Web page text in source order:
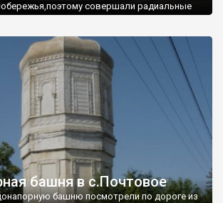
совершали радиальные
башня в с.Почтовое
башню посмотрели по дороге из